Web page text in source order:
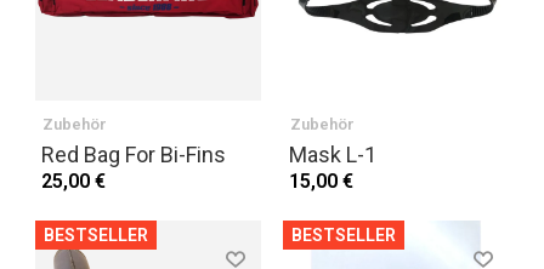
Zubehör
Red Bag For Bi-Fins
25,00 €
Zubehör
Mask L-1
15,00 €
BESTSELLER BESTSELLER